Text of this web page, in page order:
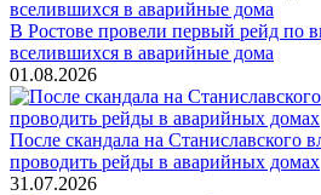
В Ростове провели первый рейд по
вселившихся в аварийные дома
01.08.2026
После скандала на Станиславского
проводить рейды в аварийных домах
31.07.2026